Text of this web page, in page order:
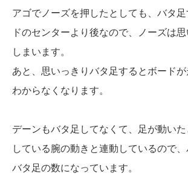
アゴでノーズを押したとしても、バタ
ドのセンターより後なので、ノーズは
しまいます。
あと、思いっきりバタ足するとボード
わからなくなります。
デーンもバタ足してなくて、足が動い
している腕の動きと連動しているので
バタ足の数になっています。